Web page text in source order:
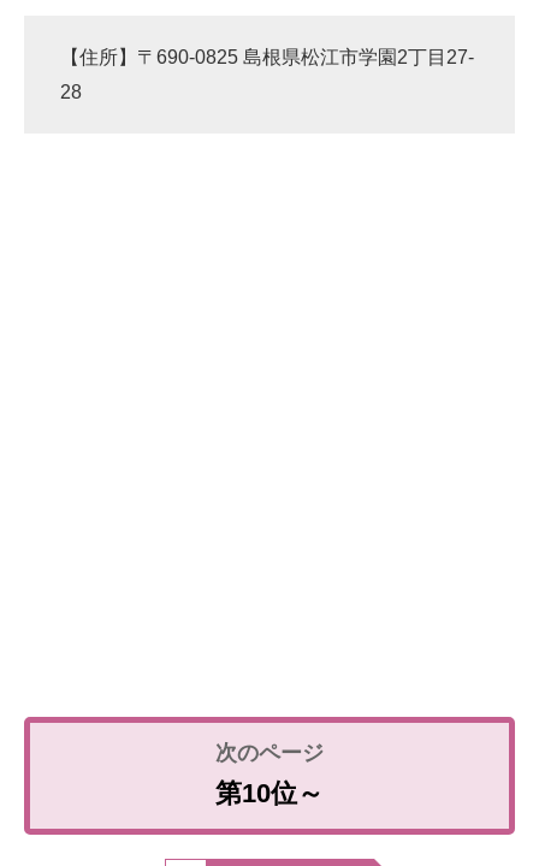
【住所】〒690-0825 島根県松江市学園2丁目27-
28
第10位～